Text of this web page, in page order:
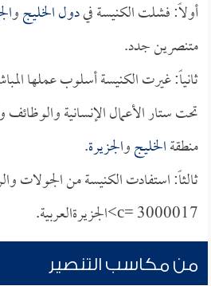
أولاً: فشلت الكنيسة فيدول الخليجو
متنصرين جدد.
ثانياً: غيرت الكنيسة أسلوب عملها
تحت ستار الأعمال الإنسانية والوظائف
منطقةالخليجوالجزيرة.
ثالثاً: استفادت الكنيسة من الجولات
c= 3000017>الجزيرةالعربية.
من مكاسب التنصير